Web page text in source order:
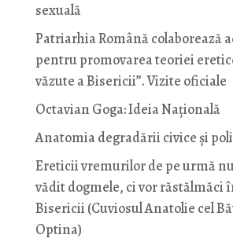
sexuală
Patriarhia Română colaborează
pentru promovarea teoriei
văzute a Bisericii”. Vizite oficiale
Octavian Goga: Ideia Naţională
Anatomia degradării civice și
Ereticii vremurilor de pe urmă
vădit dogmele, ci vor răstălmăci
Bisericii (Cuviosul Anatolie cel
Optina)